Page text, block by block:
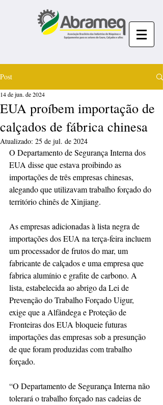
Post
EUA proíbem importação de
calçados de fábrica chinesa
14 de jun. de 2024
Atualizado: 25 de jul. de 2024
O Departamento de Segurança Interna dos
EUA disse que estava proibindo as
importações de três empresas chinesas,
alegando que utilizavam trabalho forçado do
território chinês de Xinjiang.
As empresas adicionadas à lista negra de
importações dos EUA na terça-feira incluem
um processador de frutos do mar, um
fabricante de calçados e uma empresa que
fabrica alumínio e grafite de carbono. A
lista, estabelecida ao abrigo da Lei de
Prevenção do Trabalho Forçado Uigur,
exige que a Alfândega e Proteção de
Fronteiras dos EUA bloqueie futuras
importações das empresas sob a presunção
de que foram produzidas com trabalho
forçado.
“O Departamento de Segurança Interna não
tolerará o trabalho forçado nas cadeias de